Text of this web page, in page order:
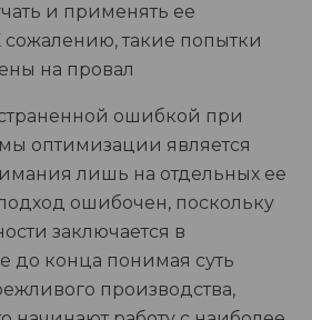
и применять ее
сожалению, такие попытки
на провал
ошибкой при
оптимизации является
лишь на отдельных ее
ошибочен, поскольку
заключается в
до конца понимая суть
производства,